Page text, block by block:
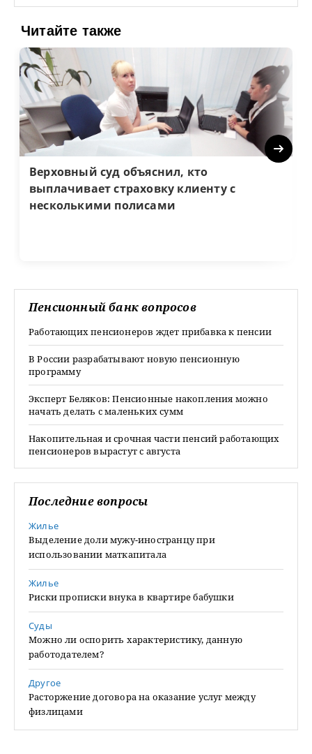
Читайте также
Верховный суд объяснил, кто
выплачивает страховку клиенту с
несколькими полисами
Next
Пенсионный банк вопросов
Работающих пенсионеров ждет прибавка к пенсии
В России разрабатывают новую пенсионную
программу
Эксперт Беляков: Пенсионные накопления можно
начать делать с маленьких сумм
Накопительная и срочная части пенсий работающих
пенсионеров вырастут с августа
Последние вопросы
Жилье
Выделение доли мужу-иностранцу при
использовании маткапитала
Жилье
Риски прописки внука в квартире бабушки
Суды
Можно ли оспорить характеристику, данную
работодателем?
Другое
Расторжение договора на оказание услуг между
физлицами